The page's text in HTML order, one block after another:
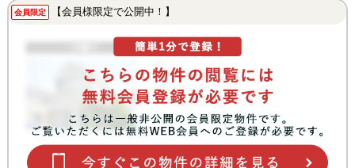
会員限定 【会員様限定で公開中！】